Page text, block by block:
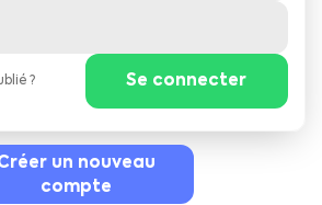
?
un nouveau
compte